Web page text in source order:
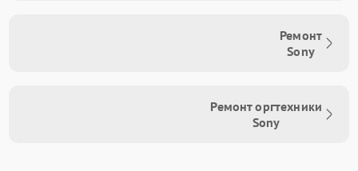
Ремонт
Sony
Ремонт оргтехники
Sony